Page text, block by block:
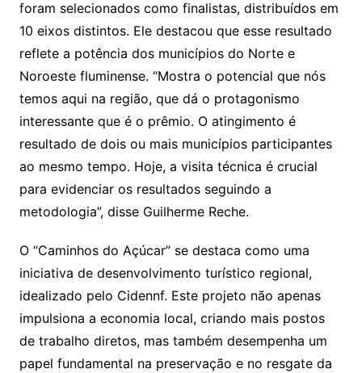
foram selecionados como finalistas, distribuídos em
10 eixos distintos. Ele destacou que esse resultado
reflete a potência dos municípios do Norte e
Noroeste fluminense. “Mostra o potencial que nós
temos aqui na região, que dá o protagonismo
interessante que é o prêmio. O atingimento é
resultado de dois ou mais municípios participantes
ao mesmo tempo. Hoje, a visita técnica é crucial
para evidenciar os resultados seguindo a
metodologia”, disse Guilherme Reche.
O “Caminhos do Açúcar” se destaca como uma
iniciativa de desenvolvimento turístico regional,
idealizado pelo Cidennf. Este projeto não apenas
impulsiona a economia local, criando mais postos
de trabalho diretos, mas também desempenha um
papel fundamental na preservação e no resgate da